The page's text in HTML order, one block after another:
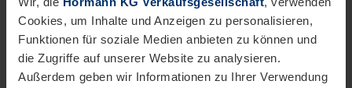
Cookies, um Inhalte und Anzeigen zu personalisieren,
Funktionen für soziale Medien anbieten zu können und
die Zugriffe auf unserer Website zu analysieren.
Außerdem geben wir Informationen zu Ihrer Verwendung